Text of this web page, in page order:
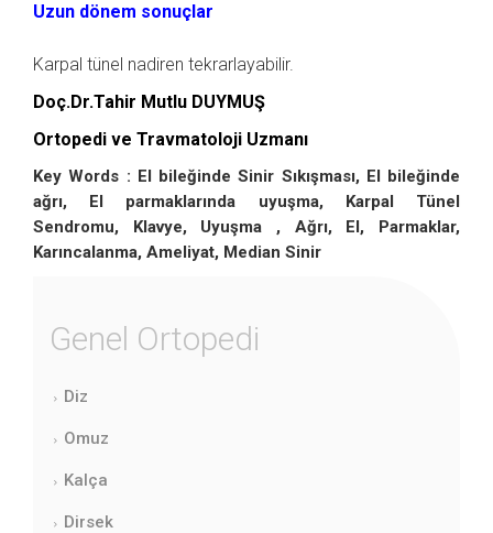
Uzun dönem sonuçlar
Karpal tünel nadiren tekrarlayabilir.
Doç.Dr.Tahir Mutlu DUYMUŞ
Ortopedi ve Travmatoloji Uzmanı
Key Words : El bileğinde Sinir Sıkışması, El bileğinde
ağrı, El parmaklarında uyuşma, Karpal Tünel
Sendromu, Klavye, Uyuşma , Ağrı, El, Parmaklar,
Karıncalanma, Ameliyat, Median Sinir
Genel Ortopedi
Diz
Omuz
Kalça
Dirsek